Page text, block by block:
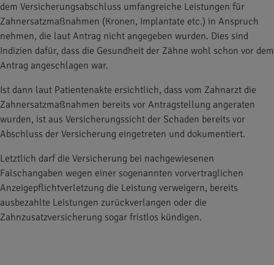
dem Versicherungsabschluss umfangreiche Leistungen für
Zahnersatzmaßnahmen (Kronen, Implantate etc.) in Anspruch
nehmen, die laut Antrag nicht angegeben wurden. Dies sind
Indizien dafür, dass die Gesundheit der Zähne wohl schon vor dem
Antrag angeschlagen war.
Ist dann laut Patientenakte ersichtlich, dass vom Zahnarzt die
Zahnersatzmaßnahmen bereits vor Antragstellung angeraten
wurden, ist aus Versicherungssicht der Schaden bereits vor
Abschluss der Versicherung eingetreten und dokumentiert.
Letztlich darf die Versicherung bei nachgewiesenen
Falschangaben wegen einer sogenannten vorvertraglichen
Anzeigepflichtverletzung die Leistung verweigern, bereits
ausbezahlte Leistungen zurückverlangen oder die
Zahnzusatzversicherung sogar fristlos kündigen.